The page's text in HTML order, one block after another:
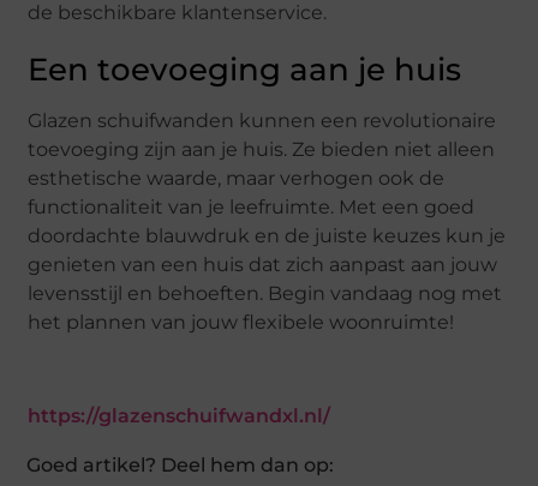
de beschikbare klantenservice.
Een toevoeging aan je huis
Glazen schuifwanden kunnen een revolutionaire
toevoeging zijn aan je huis. Ze bieden niet alleen
esthetische waarde, maar verhogen ook de
functionaliteit van je leefruimte. Met een goed
doordachte blauwdruk en de juiste keuzes kun je
genieten van een huis dat zich aanpast aan jouw
levensstijl en behoeften. Begin vandaag nog met
het plannen van jouw flexibele woonruimte!
https://glazenschuifwandxl.nl/
Goed artikel? Deel hem dan op: